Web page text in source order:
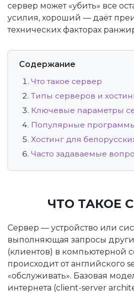
сервер может «убить» все
усилия, хороший — даёт
технических факторах
Содержание
Что такое сервер
Типы серверов и
Ключевые параметры
Популярные
Хостинг для
Часто задаваемые
ЧТО ТАКОЕ
Сервер — устройство или
выполняющая запросы
(клиентов) в компьютерной
происходит от английского
«обслуживать». Базовая
интернета (client-server